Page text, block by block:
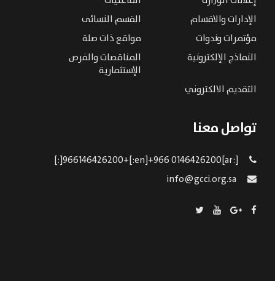
الإدارات والاقسام
القسم النسائى
مؤتمرات وندوات
مواقع ذات صلة
النماذج الإلكترونية
المناقصات والفرص
الإستثمارية
التقديم الالكتروني
تواصل معنا
[:ar]966146426200+[:en]+966 0146426200[:]